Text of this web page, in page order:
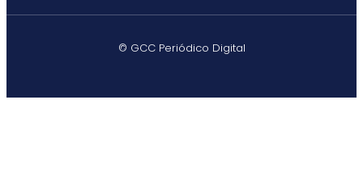
© GCC Periódico Digital